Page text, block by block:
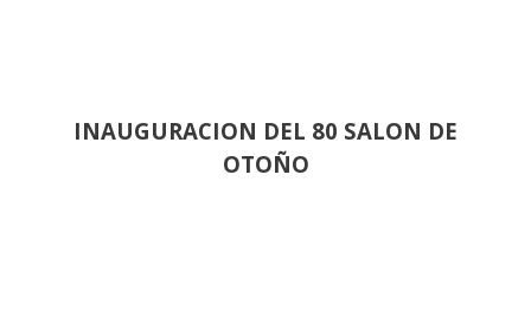
INAUGURACION DEL 80 SALON DE
OTOÑO